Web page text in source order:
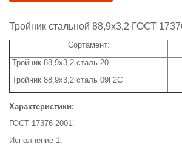
Тройник стальной 88,9х3,2 ГОСТ
Сортамент:
Тройник 88,9х3,2 сталь 20
Тройник 88,9х3,2 сталь 09Г2С
Характеристики:
ГОСТ 17376-2001.
Исполнение 1.